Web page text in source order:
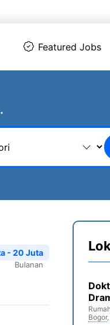
Featured Jobs
- 20 Juta
Bulanan
Bogor,